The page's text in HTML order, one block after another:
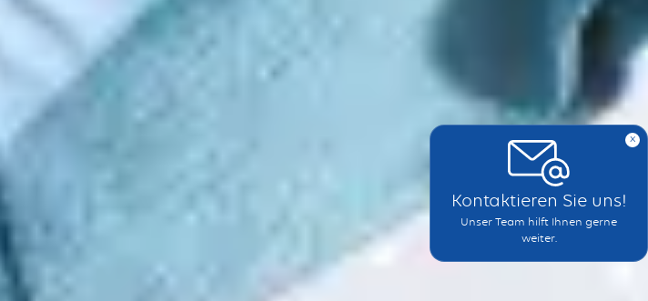
x
Kontaktieren Sie uns!
Unser Team hilft Ihnen gerne
weiter.